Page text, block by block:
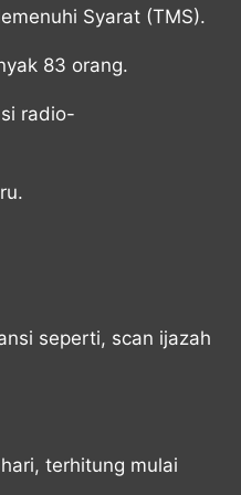
Syarat (TMS).
83 orang.
radio-
seperti, scan ijazah
terhitung mulai